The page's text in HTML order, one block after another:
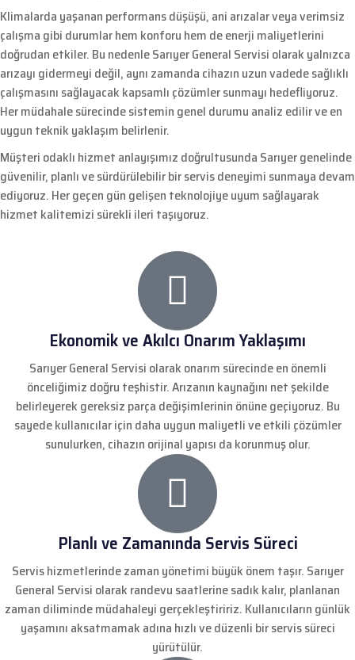
Klimalarda yaşanan performans düşüşü, ani arızalar veya verimsiz
çalışma gibi durumlar hem konforu hem de enerji maliyetlerini
doğrudan etkiler. Bu nedenle Sarıyer General Servisi olarak yalnızca
arızayı gidermeyi değil, aynı zamanda cihazın uzun vadede sağlıklı
çalışmasını sağlayacak kapsamlı çözümler sunmayı hedefliyoruz.
Her müdahale sürecinde sistemin genel durumu analiz edilir ve en
uygun teknik yaklaşım belirlenir.
Müşteri odaklı hizmet anlayışımız doğrultusunda Sarıyer genelinde
güvenilir, planlı ve sürdürülebilir bir servis deneyimi sunmaya devam
ediyoruz. Her geçen gün gelişen teknolojiye uyum sağlayarak
hizmet kalitemizi sürekli ileri taşıyoruz.
Ekonomik ve Akılcı Onarım Yaklaşımı
Sarıyer General Servisi olarak onarım sürecinde en önemli
önceliğimiz doğru teşhistir. Arızanın kaynağını net şekilde
belirleyerek gereksiz parça değişimlerinin önüne geçiyoruz. Bu
sayede kullanıcılar için daha uygun maliyetli ve etkili çözümler
sunulurken, cihazın orijinal yapısı da korunmuş olur.
Planlı ve Zamanında Servis Süreci
Servis hizmetlerinde zaman yönetimi büyük önem taşır. Sarıyer
General Servisi olarak randevu saatlerine sadık kalır, planlanan
zaman diliminde müdahaleyi gerçekleştiririz. Kullanıcıların günlük
yaşamını aksatmamak adına hızlı ve düzenli bir servis süreci
yürütülür.